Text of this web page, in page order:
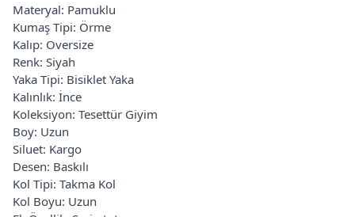
Materyal: Pamuklu
Kumaş Tipi: Örme
Kalıp: Oversize
Renk: Siyah
Yaka Tipi: Bisiklet Yaka
Kalınlık: İnce
Koleksiyon: Tesettür Giyim
Boy: Uzun
Siluet: Kargo
Desen: Baskılı
Kol Tipi: Takma Kol
Kol Boyu: Uzun